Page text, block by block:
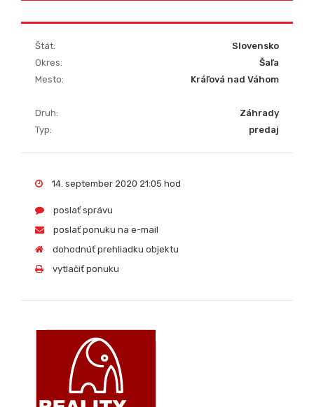
Štát:
Slovensko
Okres:
Šaľa
Mesto:
Kráľová nad Váhom
Druh:
Záhrady
Typ:
predaj
14. september 2020 21:05 hod
poslať správu
poslať ponuku na e-mail
dohodnúť prehliadku objektu
vytlačiť ponuku